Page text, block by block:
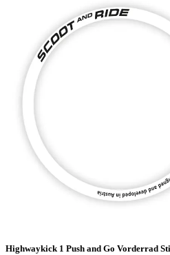
Highwaykick 1 Push and Go Vorderrad